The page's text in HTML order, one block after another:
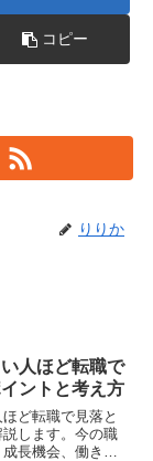
コピー
りりか
人ほど転職で
ントと考え方
ど転職で見落と
します。今の職
長機会、働き